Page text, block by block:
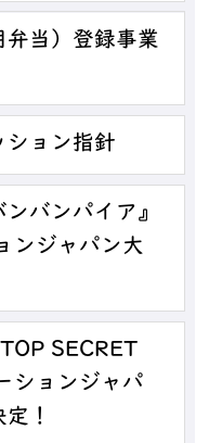
弁当）登録事業
ション指針
バンパイア』
ンジャパン大
SECRET
ションジャパ
！